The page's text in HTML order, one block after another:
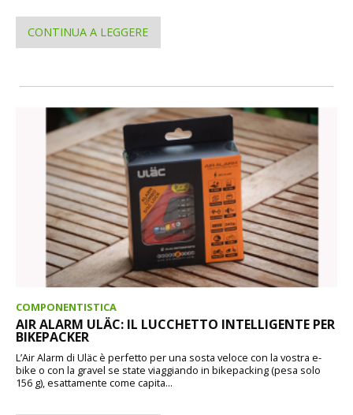
CONTINUA A LEGGERE
COMPONENTISTICA
AIR ALARM ULÄC: IL LUCCHETTO INTELLIGENTE PER
BIKEPACKER
L’Air Alarm di Uläc è perfetto per una sosta veloce con la vostra e-
bike o con la gravel se state viaggiando in bikepacking (pesa solo
156 g), esattamente come capita...